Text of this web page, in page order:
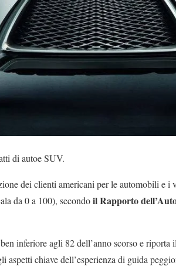
di autoe SUV.
dei clienti americani per le automobili e
da 0 a 100), secondoil Rapporto
inferiore agli 82 dell’anno scorso e
aspetti chiave dell’esperienza di guida